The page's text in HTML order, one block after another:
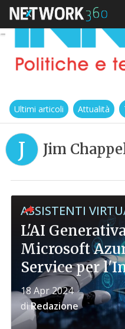
Ultimi articoli Attualità
J Jim
ASSISTENTI
L'AI
Microsoft
Service per
18 Apr 2024
diRedazione